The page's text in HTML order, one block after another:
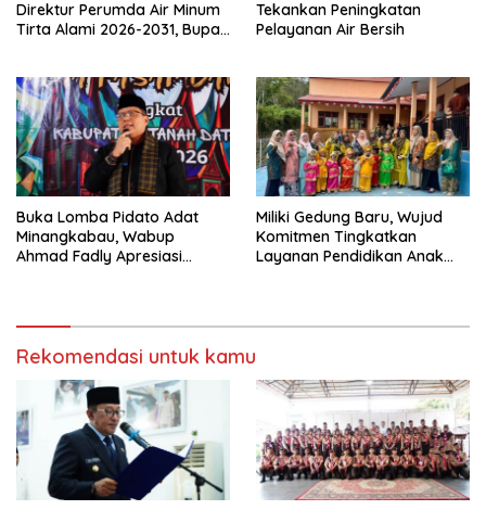
Direktur Perumda Air Minum
Tirta Alami 2026-2031, Bupati
Fakta Integritas Berdasarkan
Visi dan Misi
Tekankan Peningkatan
Pelayanan Air Bersih
Buka Lomba Pidato Adat
Minangkabau, Wabup
Ahmad Fadly Apresiasi
Miliki Gedung Baru, Wujud
Komitmen Tingkatkan
Layanan Pendidikan Anak
Rekomendasi untuk kamu